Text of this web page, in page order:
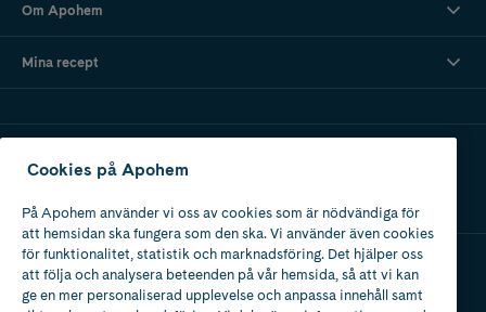
Om Apohem
Mina recept
Apotek med tillstånd
av Läkemedelsverket
Cookies på Apohem
På Apohem använder vi oss av cookies som är nödvändiga för
att hemsidan ska fungera som den ska. Vi använder även cookies
för funktionalitet, statistik och marknadsföring. Det hjälper oss
att följa och analysera beteenden på vår hemsida, så att vi kan
ge en mer personaliserad upplevelse och anpassa innehåll samt